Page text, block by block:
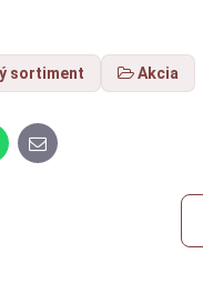
sortiment Akcia
E-
mail